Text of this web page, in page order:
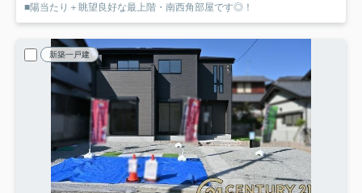
■陽当たり＋眺望良好な最上階・南西角部屋です◎！
新築一戸建